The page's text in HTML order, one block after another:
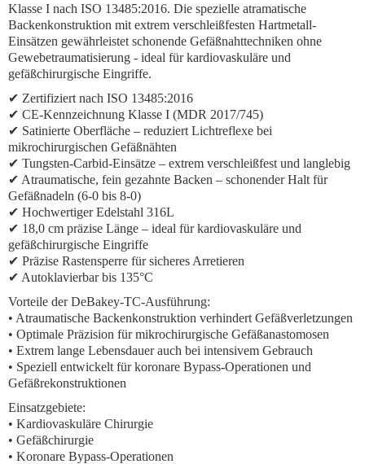
Klasse I nach ISO 13485:2016. Die spezielle atramatische
Backenkonstruktion mit extrem verschleißfesten Hartmetall-
Einsätzen gewährleistet schonende Gefäßnahttechniken ohne
Gewebetraumatisierung - ideal für kardiovaskuläre und
gefäßchirurgische Eingriffe.
✔ Zertifiziert nach ISO 13485:2016
✔ CE-Kennzeichnung Klasse I (MDR 2017/745)
✔ Satinierte Oberfläche – reduziert Lichtreflexe bei
mikrochirurgischen Gefäßnähten
✔ Tungsten-Carbid-Einsätze – extrem verschleißfest und langlebig
✔ Atraumatische, fein gezahnte Backen – schonender Halt für
Gefäßnadeln (6-0 bis 8-0)
✔ Hochwertiger Edelstahl 316L
✔ 18,0 cm präzise Länge – ideal für kardiovaskuläre und
gefäßchirurgische Eingriffe
✔ Präzise Rastensperre für sicheres Arretieren
✔ Autoklavierbar bis 135°C
Vorteile der DeBakey-TC-Ausführung:
• Atraumatische Backenkonstruktion verhindert Gefäßverletzungen
• Optimale Präzision für mikrochirurgische Gefäßanastomosen
• Extrem lange Lebensdauer auch bei intensivem Gebrauch
• Speziell entwickelt für koronare Bypass-Operationen und
Gefäßrekonstruktionen
Einsatzgebiete:
• Kardiovaskuläre Chirurgie
• Gefäßchirurgie
• Koronare Bypass-Operationen